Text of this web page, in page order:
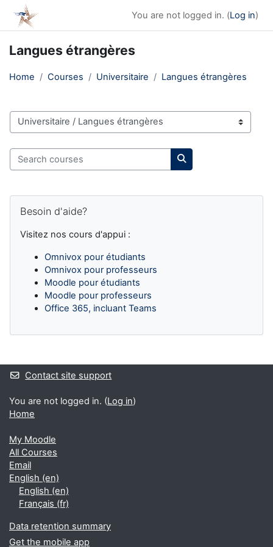
Skip to main content
You are not logged in. (Log in)
Langues étrangères
Home Courses Universitaire Langues étrangères
Course categories
Search courses
Search courses
Blocks
Besoin d'aide?
Visitez nos cours d'appui :
Omnivox pour étudiants
Omnivox pour professeurs
Moodle pour étudiants
Moodle pour professeurs
Office 365, incluant Teams
Supplementary blocks
Contact site support
You are not logged in. (Log in)
Home
My Moodle
All Courses
Email
English ‎(en)‎
English ‎(en)‎
Français ‎(fr)‎
Data retention summary
Get the mobile app